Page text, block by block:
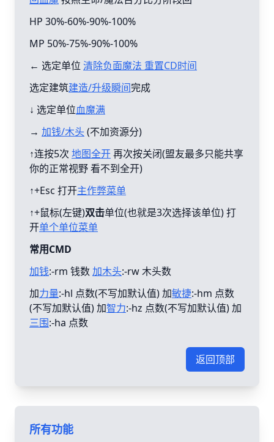
HP 30%-60%-90%-100%
MP 50%-75%-90%-100%
← 选定单位 清除负面魔法 重置CD时间
选定建筑建造/升级瞬间完成
↓ 选定单位血魔满
→ 加钱/木头(不加资源分)
↑连按5次 地图全开再次按关闭(盟友最多只能共享
你的正常视野 看不到全开)
↑+Esc 打开主作弊菜单
↑+鼠标(左键)双击单位(也就是3次选择该单位) 打
开单个单位菜单
常用CMD
加钱:-rm 钱数加木头:-rw 木头数
加力量:-hl 点数(不写加默认值) 加敏捷:-hm 点数
(不写加默认值) 加智力:-hz 点数(不写加默认值) 加
三围:-ha 点数
返回顶部
所有功能